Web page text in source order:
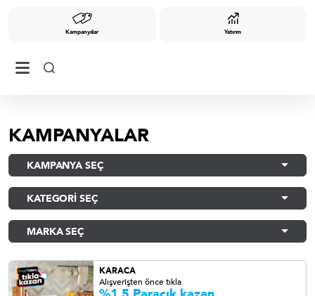
Kampanyalar Yatırım
KAMPANYALAR
KAMPANYA SEÇ
KATEGORİ SEÇ
MARKA SEÇ
KARACA
Alışverişten önce tıkla